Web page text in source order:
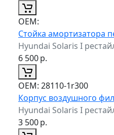
ОЕМ:
Стойка амортизатора
Hyundai Solaris I
6 500р.
ОЕМ: 28110-1r300
Корпус воздушного
Hyundai Solaris I
3 500р.